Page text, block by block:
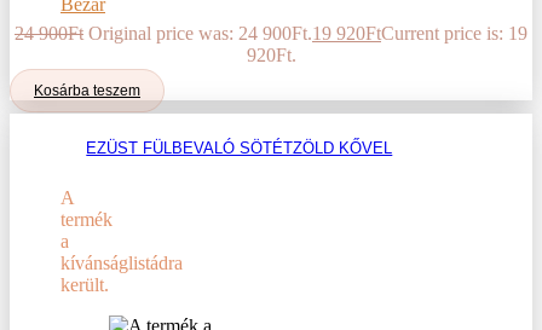
Bezár
24 900Ft Original price was: 24 900Ft.19 920FtCurrent price is: 19
920Ft.
Kosárba teszem
EZÜST FÜLBEVALÓ SÖTÉTZÖLD KŐVEL
A
termék
a
kívánságlistádra
került.